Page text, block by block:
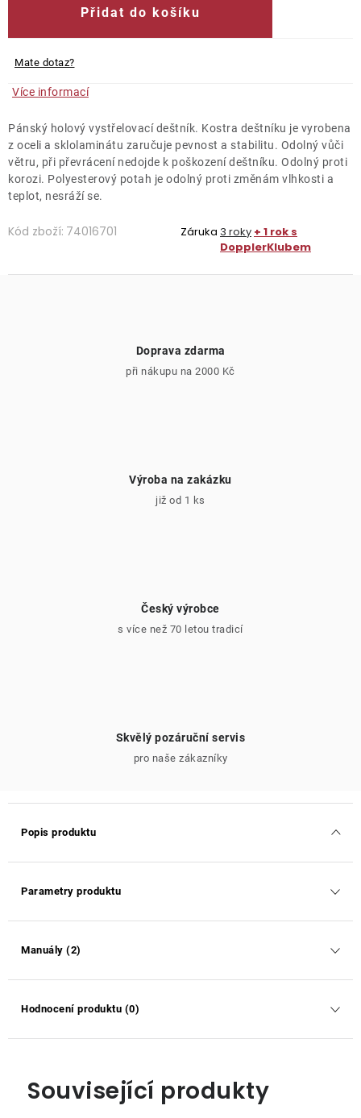
Přidat do košíku
Mate dotaz?
Více informací
Pánský holový vystřelovací deštník. Kostra deštníku je vyrobena
z oceli a sklolaminátu zaručuje pevnost a stabilitu. Odolný vůči
větru, při převrácení nedojde k poškození deštníku. Odolný proti
korozi. Polyesterový potah je odolný proti změnám vlhkosti a
teplot, nesráží se.
Kód zboží: 74016701 Záruka 3 roky + 1 rok s
DopplerKlubem
Doprava zdarma
při nákupu na 2000 Kč
Výroba na zakázku
již od 1 ks
Český výrobce
s více než 70 letou tradicí
Skvělý pozáruční servis
pro naše zákazníky
Popis produktu
Parametry produktu
Manuály (2)
Hodnocení produktu (0)
Související produkty